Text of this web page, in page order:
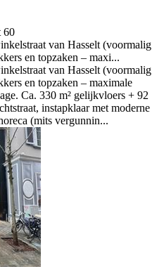
60
van Hasselt (voormalig
en topzaken – maxi...
van Hasselt (voormalig
en topzaken – maximale
Ca. 330 m² gelijkvloers + 92
instapklaar met moderne
(mits vergunnin...